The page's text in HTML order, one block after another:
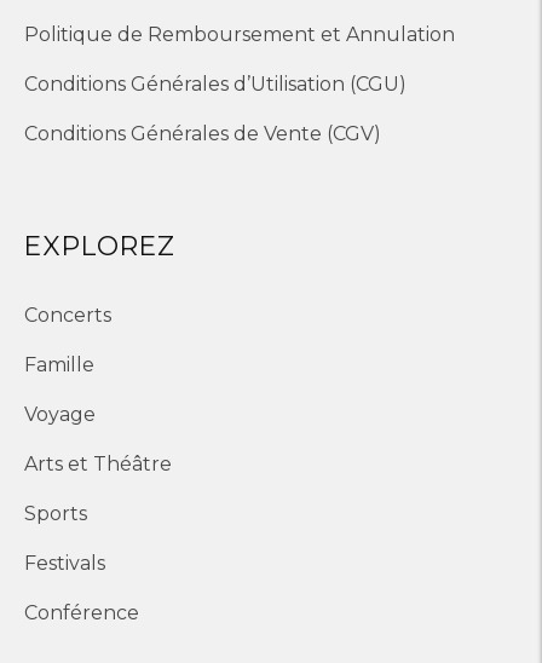
Politique de Remboursement et Annulation
Conditions Générales d’Utilisation (CGU)
Conditions Générales de Vente (CGV)
EXPLOREZ
Concerts
Famille
Voyage
Arts et Théâtre
Sports
Festivals
Conférence